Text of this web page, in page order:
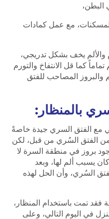
البطن،
مع عمل كمادات
والألم يخف بشكل تدريجي،
كما قل الانتفاخ والتورم
المصاحب للفتق
بالمنظار:
مع الفتق السري جيدة خاصةً
من الفتق السُري من قبل، لكن
بروز في منطقة السرة لا
يسبب ألم لها، وبعد
السُري، وأن الحل لهذه
فقد تمت باستخدام المنظار،
في اليوم التالي، وعلى